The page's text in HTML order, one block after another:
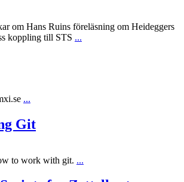
om Hans Ruins föreläsning om Heideggers
koppling till STS ...
...
Git
to work with git. ...